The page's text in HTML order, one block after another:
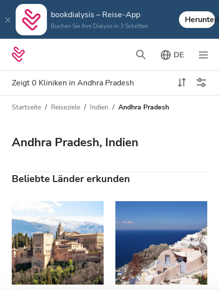
bookdialysis – Reise-App
Buchen Sie Ihre Dialyse in 3 Schritten
DE
Zeigt 0 Kliniken in Andhra Pradesh
Art der Dialyse
Alle Dialysen
HDF-Dialyse
Akzeptiert
Patienten mit HIV
Patienten mit Hepatitis B
Patienten mit Hepatitis C
Entfernung
Preis
Startseite Reiseziele Indien Andhra Pradesh
Andhra Pradesh, Indien
Beliebte Länder erkunden